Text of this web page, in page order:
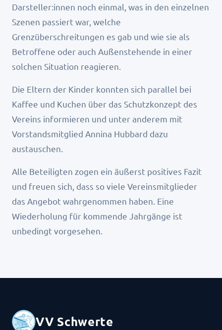
Darsteller:innen noch einmal, was in den einzelnen
Szenen passiert war, welche
Grenzüberschreitungen es gab und wie sie als
Betroffene oder auch Außenstehende in einer
solchen Situation reagieren.
Die Eltern der Kinder konnten sich parallel bei
Kaffee und Kuchen über das Schutzkonzept des
Vereins informieren und unter anderem mit
Vorstandsmitglied Annina Hubbard dazu
austauschen.
Alle Beteiligten zogen ein äußerst positives Fazit
und freuen sich, dass so viele Vereinsmitglieder
das Angebot wahrgenommen haben. Eine
Wiederholung für kommende Jahrgänge ist
unbedingt vorgesehen.
VV Schwerte